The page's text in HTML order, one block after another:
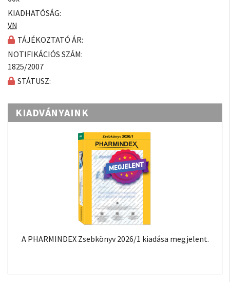
KIADHATÓSÁG:
VN
TÁJÉKOZTATÓ ÁR:
NOTIFIKÁCIÓS SZÁM:
1825/2007
STÁTUSZ:
KIADVÁNYAINK
A PHARMINDEX Zsebkönyv 2026/1 kiadása megjelent.